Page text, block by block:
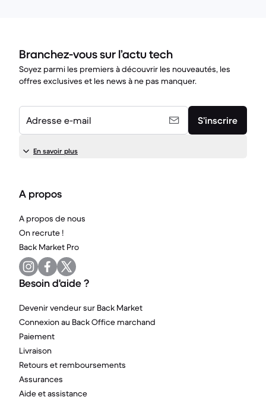
Branchez-vous sur l’actu tech
Soyez parmi les premiers à découvrir les nouveautés, les
offres exclusives et les news à ne pas manquer.
Adresse e-mail S’inscrire
En savoir plus
A propos
A propos de nous
On recrute !
Back Market Pro
Besoin d'aide ?
Devenir vendeur sur Back Market
Connexion au Back Office marchand
Paiement
Livraison
Retours et remboursements
Assurances
Aide et assistance